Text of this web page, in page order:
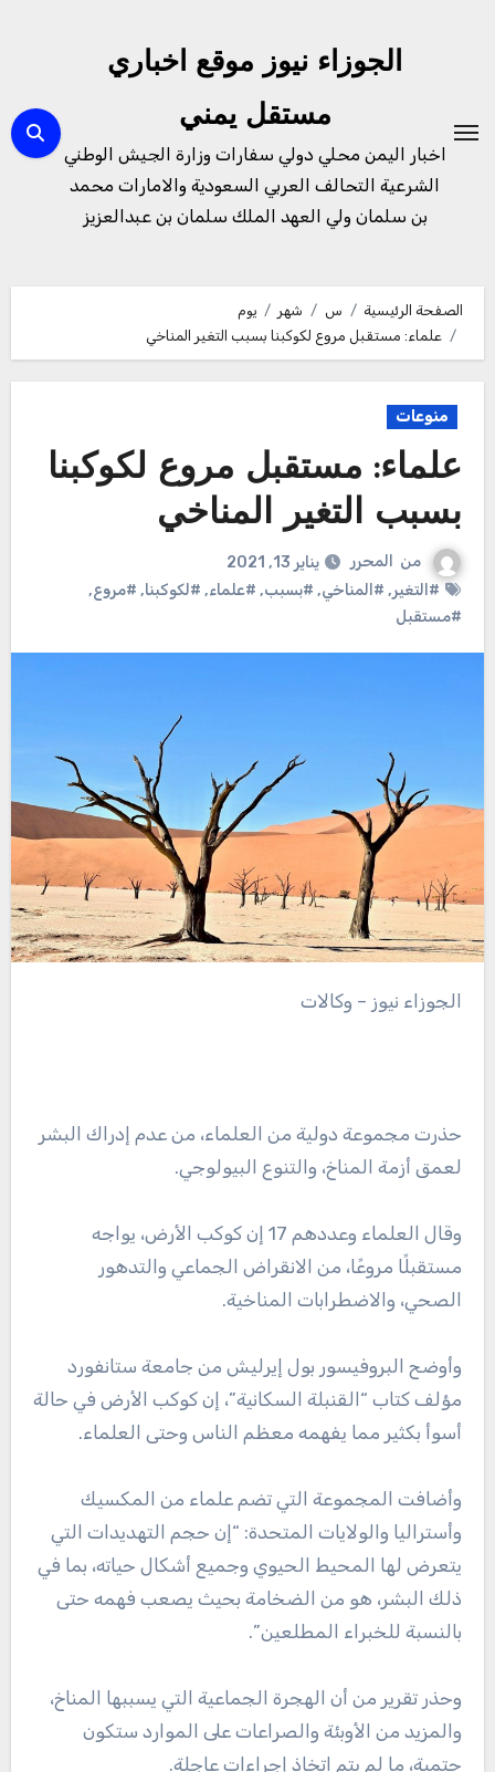
الجوزاء نيوز موقع اخباري
مستقل يمني
اخبار اليمن محلي دولي سفارات وزارة الجيش الوطني
الشرعية التحالف العربي السعودية والامارات محمد
بن سلمان ولي العهد الملك سلمان بن عبدالعزيز
الصفحة الرئيسية س شهر
يوم
علماء: مستقبل مروع لكوكبنا بسبب التغير المناخي
منوعات
علماء: مستقبل مروع لكوكبنا
بسبب التغير المناخي
من المحرر
يناير 13, 2021
#التغير, #المناخي, #بسبب, #علماء, #لكوكبنا, #مروع,
#مستقبل
الجوزاء نيوز – وكالات
حذرت مجموعة دولية من العلماء، من عدم إدراك البشر
لعمق أزمة المناخ، والتنوع البيولوجي.
وقال العلماء وعددهم 17 إن كوكب الأرض، يواجه
مستقبلًا مروعًا، من الانقراض الجماعي والتدهور
الصحي، والاضطرابات المناخية.
وأوضح البروفيسور بول إيرليش من جامعة ستانفورد
مؤلف كتاب “القنبلة السكانية”، إن كوكب الأرض في حالة
أسوأ بكثير مما يفهمه معظم الناس وحتى العلماء.
وأضافت المجموعة التي تضم علماء من المكسيك
وأستراليا والولايات المتحدة: “إن حجم التهديدات التي
يتعرض لها المحيط الحيوي وجميع أشكال حياته، بما في
ذلك البشر، هو من الضخامة بحيث يصعب فهمه حتى
بالنسبة للخبراء المطلعين”.
وحذر تقرير من أن الهجرة الجماعية التي يسببها المناخ،
والمزيد من الأوبئة والصراعات على الموارد ستكون
حتمية، ما لم يتم اتخاذ إجراءات عاجلة.